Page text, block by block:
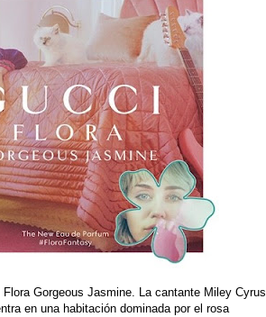
Gorgeous Jasmine. La cantante Miley Cyrus
en una habitación dominada por el rosa